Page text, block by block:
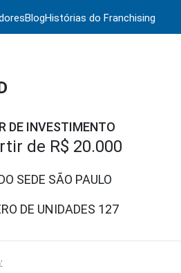
BlogHistórias do Franchising
DE INVESTIMENTO
de R$ 20.000
SEDE SÃO PAULO
DE UNIDADES 127